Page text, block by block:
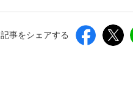
記事をシェアする